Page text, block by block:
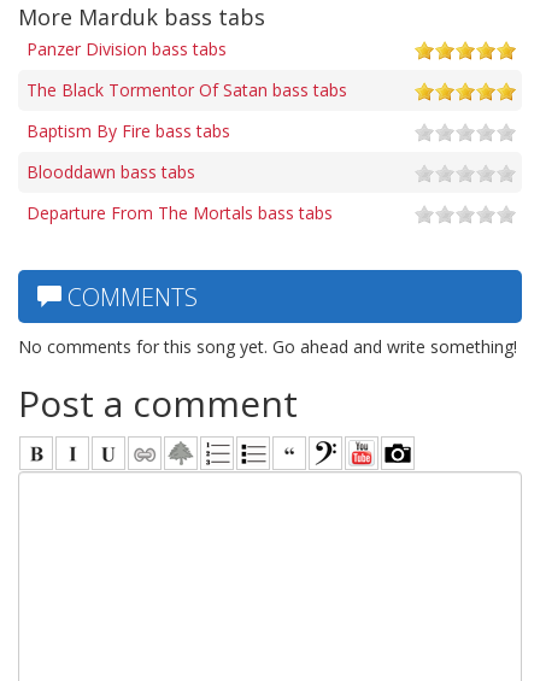
More Marduk bass tabs
Panzer Division bass tabs
The Black Tormentor Of Satan bass tabs
Baptism By Fire bass tabs
Blooddawn bass tabs
Departure From The Mortals bass tabs
COMMENTS
No comments for this song yet. Go ahead and write something!
Post a comment